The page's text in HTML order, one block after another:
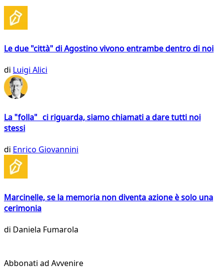
Le due "città" di Agostino vivono entrambe dentro di noi
di Luigi Alici
La "folla" ci riguarda, siamo chiamati a dare tutti noi
stessi
di Enrico Giovannini
Marcinelle, se la memoria non diventa azione è solo una
cerimonia
di Daniela Fumarola
Abbonati ad Avvenire